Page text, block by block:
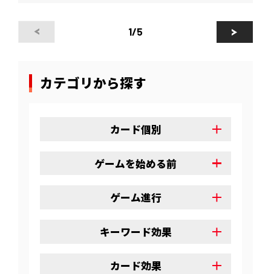
1/5
カテゴリから探す
カード個別
ゲームを始める前
ゲーム進行
キーワード効果
カード効果